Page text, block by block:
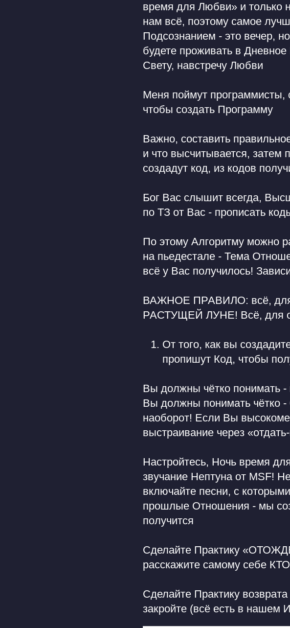
время для Любви» и только
нам всё, поэтому самое
Подсознанием - это вечер,
будете проживать в
Свету, навстречу Любви
Меня поймут программисты,
чтобы создать Программу
Важно, составить
и что высчитывается,
создадут код, из кодов
Бог Вас слышит всегда,
по ТЗ от Вас - прописать
По этому Алгоритму можно
на пьедестале - Тема
всё у Вас получилось!
ВАЖНОЕ ПРАВИЛО: всё, для
РАСТУЩЕЙ ЛУНЕ! Всё, для
От того, как вы
пропишут Код, чтобы
Вы должны чётко понимать
Вы должны понимать чётко -
наоборот! Если Вы
выстраивание через
Настройтесь, Ночь время
звучание Нептуна от MSF!
включайте песни, с
прошлые Отношения - мы
получится
Сделайте Практику
расскажите самому себе
Сделайте Практику
закройте (всё есть в нашем